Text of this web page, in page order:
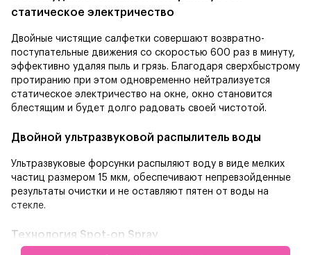
статическое электричество
Двойные чистящие салфетки совершают возвратно-
поступательные движения со скоростью 600 раз в минуту,
эффективно удаляя пыль и грязь. Благодаря сверхбыстрому
протиранию при этом одновременно нейтрализуется
статическое электричество на окне, окно становится
блестящим и будет долго радовать своей чистотой.
Двойной ультразвуковой распылитель воды
Ультразвуковые форсунки распыляют воду в виде мелких
частиц размером 15 мкм, обеспечивают непревзойденные
результаты очистки и не оставляют пятен от воды на
стекле.
Технология Spot-on Spray